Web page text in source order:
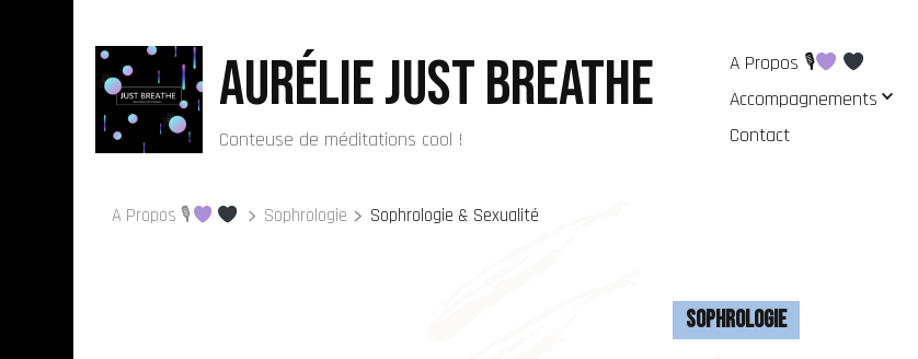
Aurélie Just Breathe
Conteuse de méditations cool !
A Propos 🎙
Accompagnements
Contact
A Propos 🎙 Sophrologie Sophrologie & Sexualité
Sophrologie